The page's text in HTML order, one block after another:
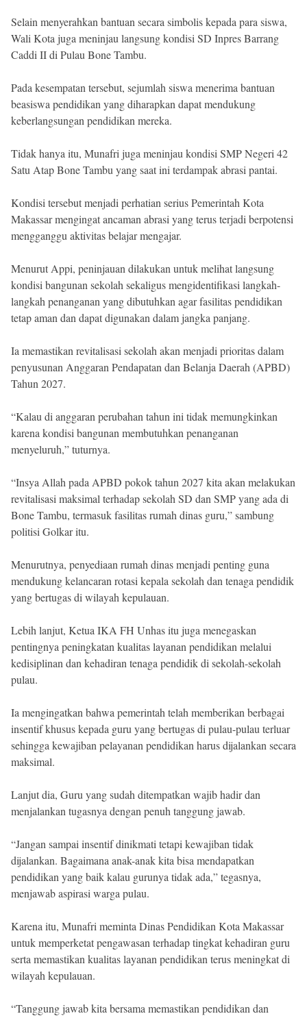
Selain menyerahkan bantuan secara simbolis kepada para siswa,
Wali Kota juga meninjau langsung kondisi SD Inpres Barrang
Caddi II di Pulau Bone Tambu.
Pada kesempatan tersebut, sejumlah siswa menerima bantuan
beasiswa pendidikan yang diharapkan dapat mendukung
keberlangsungan pendidikan mereka.
Tidak hanya itu, Munafri juga meninjau kondisi SMP Negeri 42
Satu Atap Bone Tambu yang saat ini terdampak abrasi pantai.
Kondisi tersebut menjadi perhatian serius Pemerintah Kota
Makassar mengingat ancaman abrasi yang terus terjadi berpotensi
mengganggu aktivitas belajar mengajar.
Menurut Appi, peninjauan dilakukan untuk melihat langsung
kondisi bangunan sekolah sekaligus mengidentifikasi langkah-
langkah penanganan yang dibutuhkan agar fasilitas pendidikan
tetap aman dan dapat digunakan dalam jangka panjang.
Ia memastikan revitalisasi sekolah akan menjadi prioritas dalam
penyusunan Anggaran Pendapatan dan Belanja Daerah (APBD)
Tahun 2027.
“Kalau di anggaran perubahan tahun ini tidak memungkinkan
karena kondisi bangunan membutuhkan penanganan
menyeluruh,” tuturnya.
“Insya Allah pada APBD pokok tahun 2027 kita akan melakukan
revitalisasi maksimal terhadap sekolah SD dan SMP yang ada di
Bone Tambu, termasuk fasilitas rumah dinas guru,” sambung
politisi Golkar itu.
Menurutnya, penyediaan rumah dinas menjadi penting guna
mendukung kelancaran rotasi kepala sekolah dan tenaga pendidik
yang bertugas di wilayah kepulauan.
Lebih lanjut, Ketua IKA FH Unhas itu juga menegaskan
pentingnya peningkatan kualitas layanan pendidikan melalui
kedisiplinan dan kehadiran tenaga pendidik di sekolah-sekolah
pulau.
Ia mengingatkan bahwa pemerintah telah memberikan berbagai
insentif khusus kepada guru yang bertugas di pulau-pulau terluar
sehingga kewajiban pelayanan pendidikan harus dijalankan secara
maksimal.
Lanjut dia, Guru yang sudah ditempatkan wajib hadir dan
menjalankan tugasnya dengan penuh tanggung jawab.
“Jangan sampai insentif dinikmati tetapi kewajiban tidak
dijalankan. Bagaimana anak-anak kita bisa mendapatkan
pendidikan yang baik kalau gurunya tidak ada,” tegasnya,
menjawab aspirasi warga pulau.
Karena itu, Munafri meminta Dinas Pendidikan Kota Makassar
untuk memperketat pengawasan terhadap tingkat kehadiran guru
serta memastikan kualitas layanan pendidikan terus meningkat di
wilayah kepulauan.
“Tanggung jawab kita bersama memastikan pendidikan dan